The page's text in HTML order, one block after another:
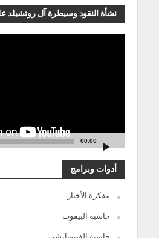
نشأة النقود وسيطرة آل روتشيلد
00:00
أدوات وبرامج
مفكرة الأخبار
حاسبة البيفوت